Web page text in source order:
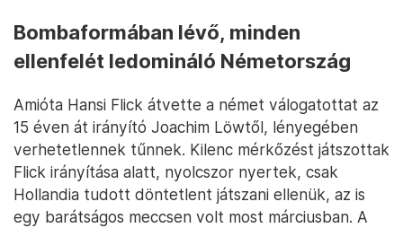
Bombaformában lévő, minden
ellenfelét ledomináló Németország
Amióta Hansi Flick átvette a német válogatottat az
15 éven át irányító Joachim Löwtől, lényegében
verhetetlennek tűnnek. Kilenc mérkőzést játszottak
Flick irányítása alatt, nyolcszor nyertek, csak
Hollandia tudott döntetlent játszani ellenük, az is
egy barátságos meccsen volt most márciusban. A